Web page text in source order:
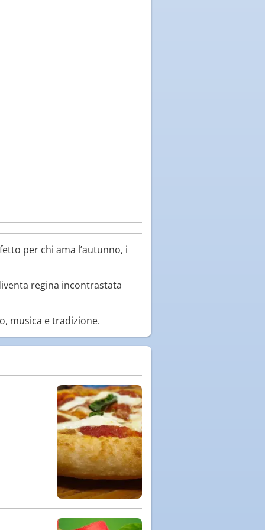
per chi ama l’autunno, i
regina incontrastata
musica e tradizione.